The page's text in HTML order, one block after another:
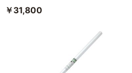
￥31,800